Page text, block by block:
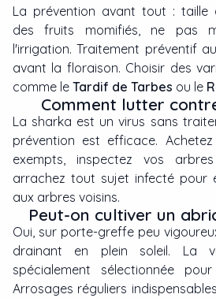
La prévention avant tout : taille
des fruits momifiés, ne pas
l'irrigation. Traitement préventif
avant la floraison. Choisir des
comme le Tardif de Tarbes ou le
Comment lutter
La sharka est un virus sans
prévention est efficace.
exempts, inspectez vos
arrachez tout sujet infecté pour
aux arbres voisins.
Peut-on cultiver un
Oui, sur porte-greffe peu
drainant en plein soleil. La
spécialement sélectionnée
Arrosages réguliers